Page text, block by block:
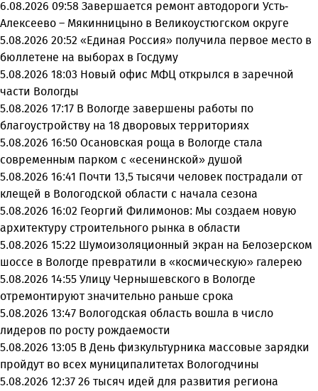
6.08.2026 09:58 Завершается ремонт автодороги Усть-
Алексеево – Мякинницыно в Великоустюгском округе
5.08.2026 20:52 «Единая Россия» получила первое место в
бюллетене на выборах в Госдуму
5.08.2026 18:03 Новый офис МФЦ открылся в заречной
части Вологды
5.08.2026 17:17 В Вологде завершены работы по
благоустройству на 18 дворовых территориях
5.08.2026 16:50 Осановская роща в Вологде стала
современным парком с «есенинской» душой
5.08.2026 16:41 Почти 13,5 тысячи человек пострадали от
клещей в Вологодской области с начала сезона
5.08.2026 16:02 Георгий Филимонов: Мы создаем новую
архитектуру строительного рынка в области
5.08.2026 15:22 Шумоизоляционный экран на Белозерском
шоссе в Вологде превратили в «космическую» галерею
5.08.2026 14:55 Улицу Чернышевского в Вологде
отремонтируют значительно раньше срока
5.08.2026 13:47 Вологодская область вошла в число
лидеров по росту рождаемости
5.08.2026 13:05 В День физкультурника массовые зарядки
пройдут во всех муниципалитетах Вологодчины
5.08.2026 12:37 26 тысяч идей для развития региона